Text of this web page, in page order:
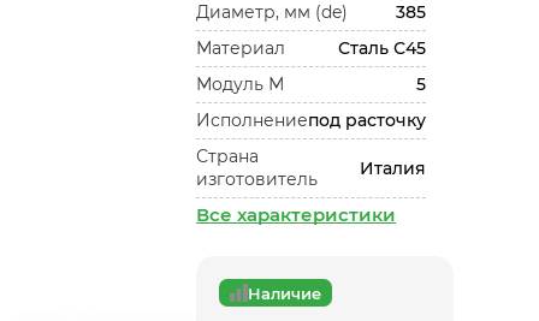
Диаметр, мм (de)
385
Материал
Сталь С45
Модуль М
5
Исполнениепод расточку
Страна
изготовитель
Италия
Все характеристики
Наличие